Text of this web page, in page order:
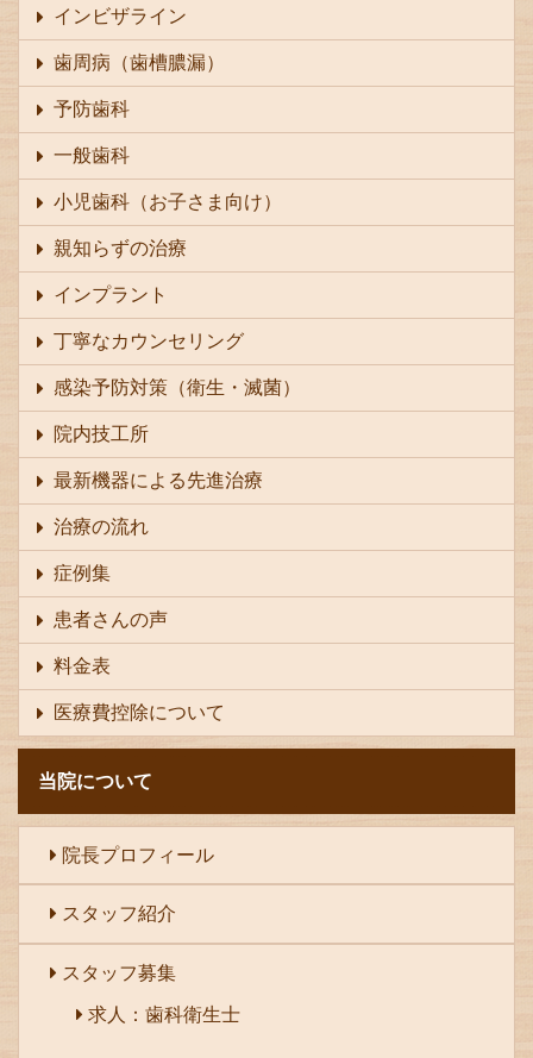
インビザライン
歯周病（歯槽膿漏）
予防歯科
一般歯科
小児歯科（お子さま向け）
親知らずの治療
インプラント
丁寧なカウンセリング
感染予防対策（衛生・滅菌）
院内技工所
最新機器による先進治療
治療の流れ
症例集
患者さんの声
料金表
医療費控除について
当院について
院長プロフィール
スタッフ紹介
スタッフ募集
求人：歯科衛生士